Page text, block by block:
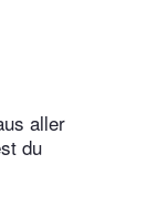
aller
du